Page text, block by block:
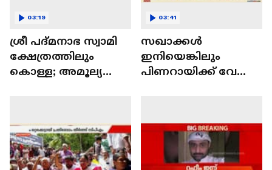
ശ്രീ പദ്‌മനാഭ സ്വാമി
ക്ഷേത്രത്തിലും
കൊള്ള; അമൂല്യ
03:19
സഖാക്കൾ
ഇനിയെങ്കിലും
പിണറായിക്ക് വേണ്ടി
നടക്കരുത്; ഷോൺ
03:41